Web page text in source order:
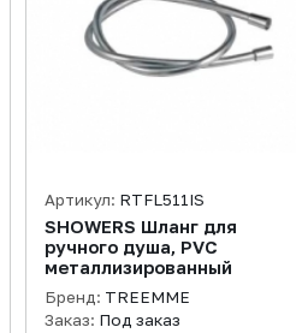
Артикул: RTFL511IS
SHOWERS Шланг для
ручного душа, PVC
металлизированный
Бренд: TREEMME
Заказ: Под заказ